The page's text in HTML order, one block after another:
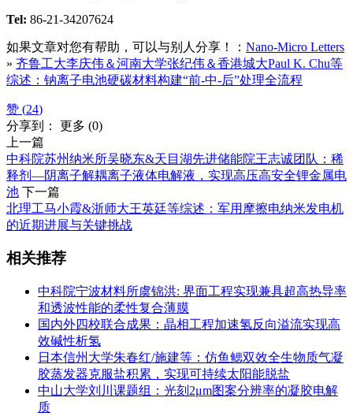
Tel: 86-21-34207624
如果文章对您有帮助，可以与别人分享！： Nano-Micro Letters
» 齐鲁工大李庆伟＆河南大学张纪伟＆香港城大Paul K. Chu等
综述：钠离子电池硬碳材料构建“前-中-后”处理全流程
赞 (24)
分享到： 更多 (0)
上一篇
中科院苏州纳米所吴晓东&天目湖先进储能院王志诚团队：稀
释剂—阴离子解耦离子液体电解液，实现高压高安全锂金属电
池 下一篇
北理工马小霞&浙师大王英廷等综述：军用摩擦电纳米发电机
的近期进展与关键挑战
相关推荐
中科院宁波材料所虞锦洪: 界面工程实现兼具超高热导率
和透波性能的柔性复合薄膜
国内外四校联合成果：晶相工程加速氢反向溢流实现高
效碱性析氢
日本信州大学朱春红/施建等：仿鱼鳃双效全生物质气凝
胶蒸发器克服盐积累，实现可持续太阳能脱盐
中山大学刘川课题组：光刻2μm图案分辨率的凝胶电解
质